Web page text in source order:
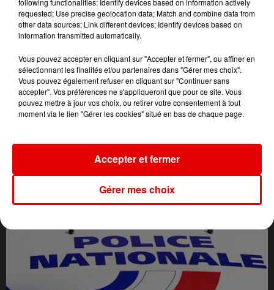
L'ACTU DES ARDENNES
following functionalities: Identify devices based on information actively
requested; Use precise geolocation data; Match and combine data from
other data sources; Link different devices; Identify devices based on
information transmitted automatically.
Vous pouvez accepter en cliquant sur "Accepter et fermer", ou affiner en
sélectionnant les finalités et/ou partenaires dans "Gérer mes choix".
Vous pouvez également refuser en cliquant sur "Continuer sans
accepter". Vos préférences ne s'appliqueront que pour ce site. Vous
pouvez mettre à jour vos choix, ou retirer votre consentement à tout
moment via le lien "Gérer les cookies" situé en bas de chaque page.
Gérer mes choix
Accepter et fermer